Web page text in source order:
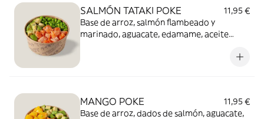
SALMÓN TATAKI POKE
11,95 €
Base de arroz, salmón flambeado y
marinado, aguacate, edamame, aceite
MANGO POKE
11,95 €
Base de arroz, dados de salmón, aguacate,